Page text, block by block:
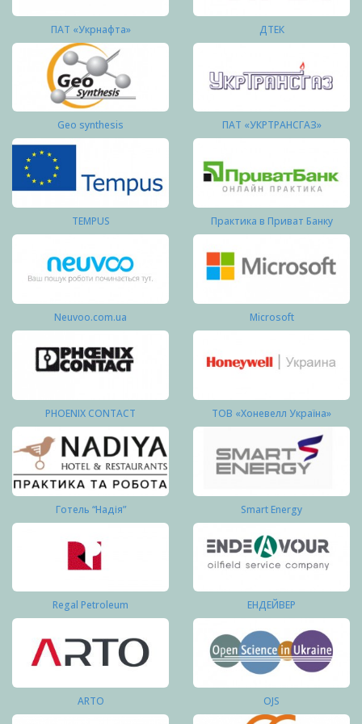
ПАТ «Укрнафта» ДТЕК
Geo synthesis ПАТ «УКРТРАНСГАЗ»
TEMPUS Практика в Приват Банку
Neuvoo.com.ua Microsoft
PHOENIX CONTACT ТОВ «Хоневелл Україна»
Готель “Надія” Smart Energy
Regal Petroleum ЕНДЕЙВЕР
ARTO OJS